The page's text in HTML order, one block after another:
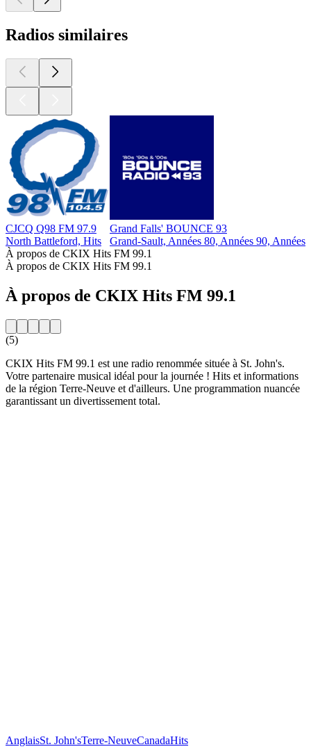
Radios similaires
CJCQ Q98 FM 97.9
North Battleford, Hits
Grand Falls' BOUNCE 93
Grand-Sault, Années 80, Années 90, Années
À propos de CKIX Hits FM 99.1
À propos de CKIX Hits FM 99.1
À propos de CKIX Hits FM 99.1
(5)
CKIX Hits FM 99.1 est une radio renommée située à St. John's.
Votre partenaire musical idéal pour la journée ! Hits et informations
de la région Terre-Neuve et d'ailleurs. Une programmation nuancée
garantissant un divertissement total.
AnglaisSt. John'sTerre-NeuveCanadaHits